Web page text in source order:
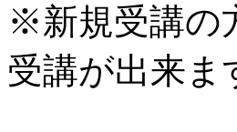
※新規受講の
受講が出来ま